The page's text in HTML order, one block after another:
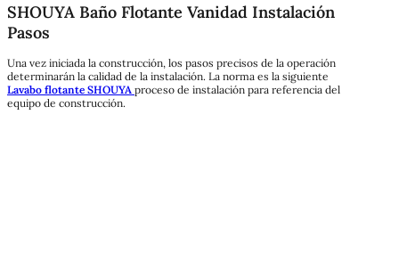
SHOUYA Baño Flotante Vanidad Instalación
Pasos
Una vez iniciada la construcción, los pasos precisos de la operación
determinarán la calidad de la instalación. La norma es la siguiente
Lavabo flotante SHOUYA proceso de instalación para referencia del
equipo de construcción.